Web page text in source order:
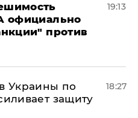
официально
против
19:13
Украины по
защиту
18:27